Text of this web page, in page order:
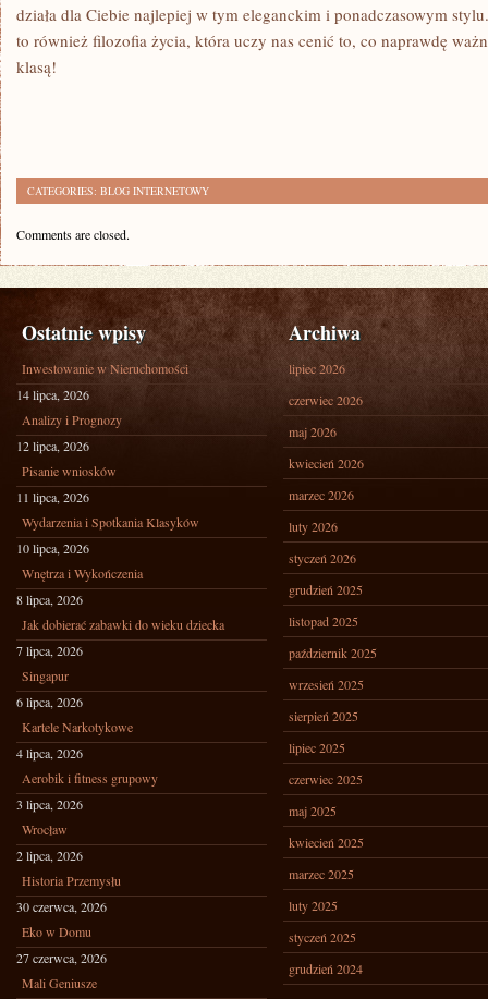
działa dla Ciebie najlepiej w tym eleganckim i ponadczasowym
to ⁢również filozofia życia, która uczy nas cenić‍ to,‍ co naprawdę
klasą!
CATEGORIES: BLOG INTERNETOWY
Comments are closed.
Ostatnie wpisy
Inwestowanie w Nieruchomości
14 lipca, 2026
Analizy i Prognozy
12 lipca, 2026
Pisanie wniosków
11 lipca, 2026
Wydarzenia i Spotkania Klasyków
10 lipca, 2026
Wnętrza i Wykończenia
8 lipca, 2026
Jak dobierać zabawki do wieku dziecka
7 lipca, 2026
Singapur
6 lipca, 2026
Kartele Narkotykowe
4 lipca, 2026
Aerobik i fitness grupowy
3 lipca, 2026
Wrocław
2 lipca, 2026
Historia Przemysłu
30 czerwca, 2026
Eko w Domu
27 czerwca, 2026
Mali Geniusze
Archiwa
lipiec 2026
czerwiec 2026
maj 2026
kwiecień 2026
marzec 2026
luty 2026
styczeń 2026
grudzień 2025
listopad 2025
październik 2025
wrzesień 2025
sierpień 2025
lipiec 2025
czerwiec 2025
maj 2025
kwiecień 2025
marzec 2025
luty 2025
styczeń 2025
grudzień 2024